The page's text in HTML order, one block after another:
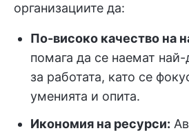
организациите да:
По-високо качество на
помага да се наемат най-
за работата, като се
уменията и опита.
Икономия на ресурси: